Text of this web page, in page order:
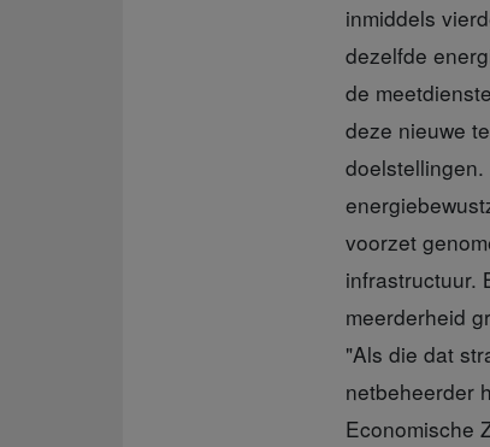
inmiddels
dezelfde
de
deze nieuwe
voorzet
infrastructuur.
meerderheid
"Als die dat
netbeheerder
Economische